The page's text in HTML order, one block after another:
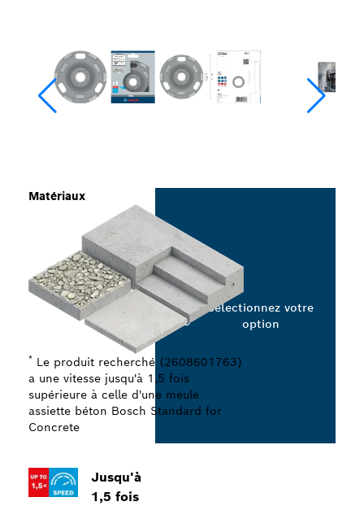
Jusqu'à
1,5 fois
Matériaux
* Le produit recherché (2608601763)
a une vitesse jusqu'à 1,5 fois
supérieure à celle d'une meule
assiette béton Bosch Standard for
Concrete
Sélectionnez votre
option